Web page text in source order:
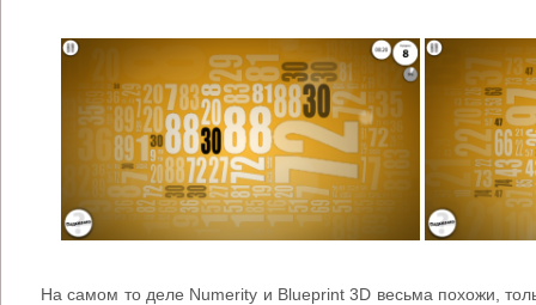
На самом то деле Numerity и Blueprint 3D весьма похожи,